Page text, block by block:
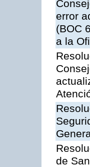
error
(BOC
a la
de